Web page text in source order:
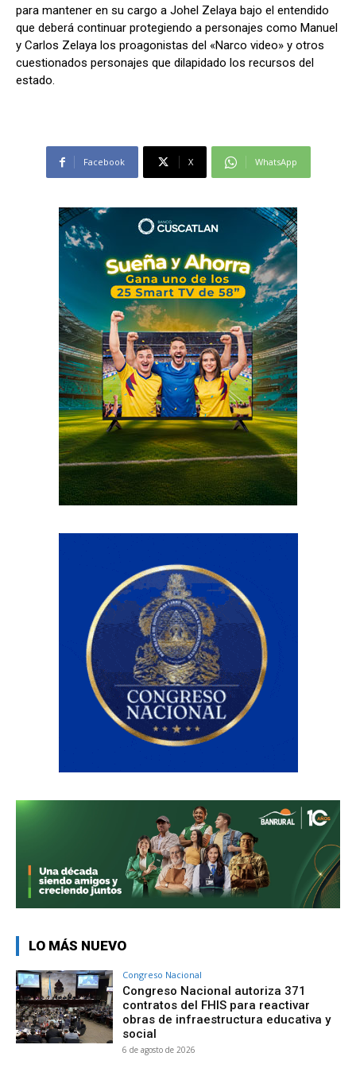
para mantener en su cargo a Johel Zelaya bajo el entendido
que deberá continuar protegiendo a personajes como Manuel
y Carlos Zelaya los proagonistas del «Narco video» y otros
cuestionados personajes que dilapidado los recursos del
estado.
Facebook X WhatsApp
LO MÁS NUEVO
Congreso Nacional
Congreso Nacional autoriza 371
contratos del FHIS para reactivar
obras de infraestructura educativa y
social
6 de agosto de 2026